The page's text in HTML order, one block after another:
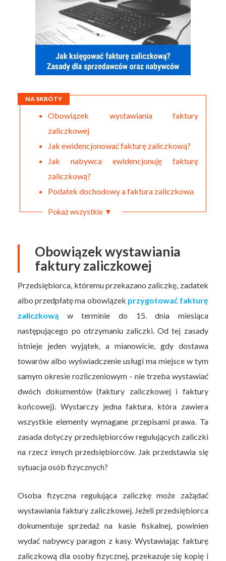
NA SKRÓTY
Obowiązek wystawiania faktury
zaliczkowej
Jak ewidencjonować fakturę zaliczkową?
Jak nabywca ewidencjonuję fakturę
zaliczkową?
Podatek dochodowy a faktura zaliczkowa
Pokaż wszystkie ▼
Obowiązek wystawiania
faktury zaliczkowej
Przedsiębiorca, któremu przekazano zaliczkę, zadatek
albo przedpłatę ma obowiązek przygotować fakturę
zaliczkową w terminie do 15. dnia miesiąca
następującego po otrzymaniu zaliczki. Od tej zasady
istnieje jeden wyjątek, a mianowicie, gdy dostawa
towarów albo wyświadczenie usługi ma miejsce w tym
samym okresie rozliczeniowym - nie trzeba wystawiać
dwóch dokumentów (faktury zaliczkowej i faktury
końcowej). Wystarczy jedna faktura, która zawiera
wszystkie elementy wymagane przepisami prawa. Ta
zasada dotyczy przedsiębiorców regulujących zaliczki
na rzecz innych przedsiębiorców. Jak przedstawia się
sytuacja osób fizycznych?
Osoba fizyczna regulująca zaliczkę może zażądać
wystawiania faktury zaliczkowej. Jeżeli przedsiębiorca
dokumentuje sprzedaż na kasie fiskalnej, powinien
wydać nabywcy paragon z kasy. Wystawiając fakturę
zaliczkową dla osoby fizycznej, przekazuje się kopię i